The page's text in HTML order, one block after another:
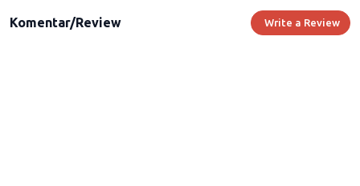
Komentar/Review Write a Review